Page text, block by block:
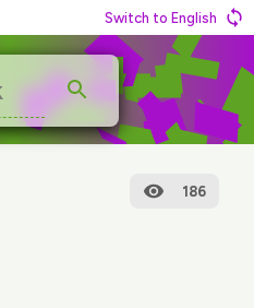
Switch to English
186